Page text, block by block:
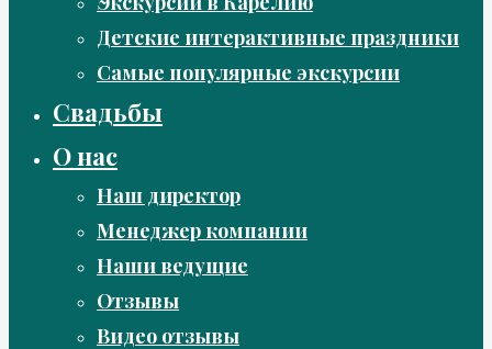
Детские интерактивные праздники
Самые популярные экскурсии
Свадьбы
О нас
Наш директор
Менеджер компании
Наши ведущие
Отзывы
Видео отзывы